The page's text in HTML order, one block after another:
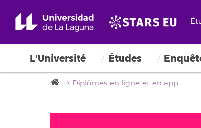
L'Université Études
Diplômes en ligne et en apprentissage mixte